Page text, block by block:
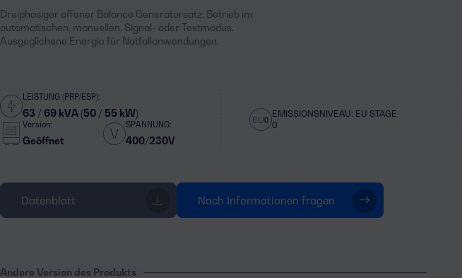
Dreiphasiger offener Balance Generatorsatz. Betrieb im
automatischen, manuellen, Signal- oder Testmodus.
Ausgeglichene Energie für Notfallanwendungen.
LEISTUNG (PRP/ESP):
63 / 69 kVA (50 / 55 kW)
Version:
Geöffnet
SPANNUNG:
400/230V
EMISSIONSNIVEAU: EU STAGE
0
Datenblatt Nach Informationen fragen
Andere Version des Produkts